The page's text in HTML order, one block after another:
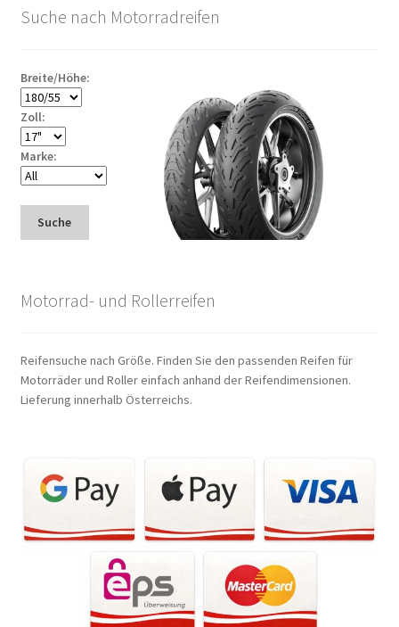
Suche nach Motorradreifen
Breite/Höhe:
Zoll:
Marke:
Suche
Motorrad- und Rollerreifen
Reifensuche nach Größe. Finden Sie den passenden Reifen für
Motorräder und Roller einfach anhand der Reifendimensionen.
Lieferung innerhalb Österreichs.